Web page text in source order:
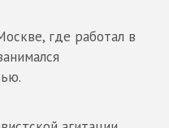
где работал в